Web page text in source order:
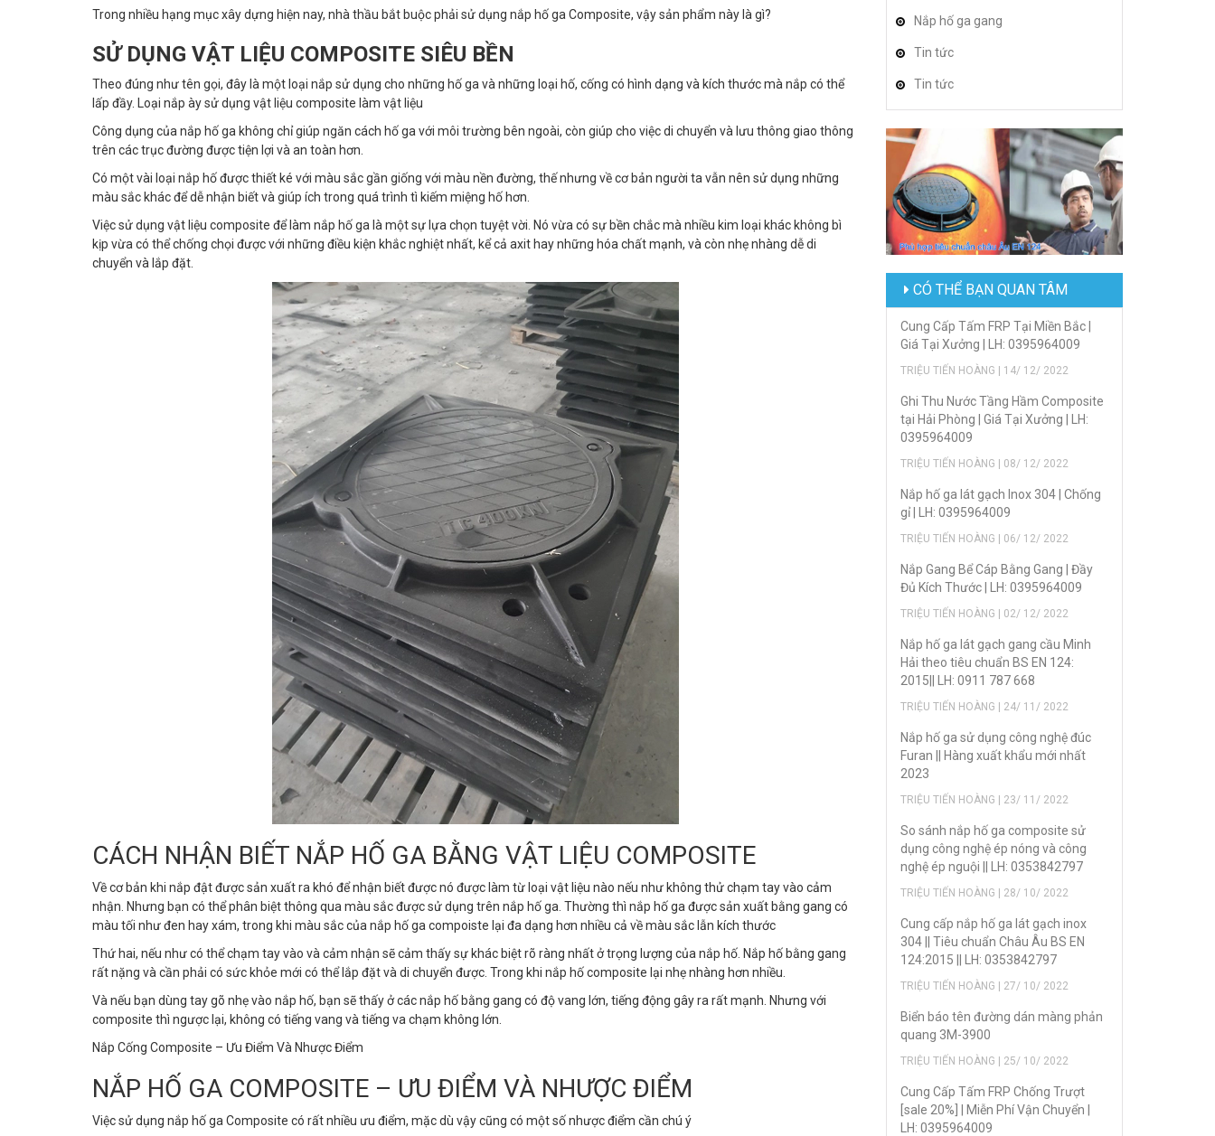
Trong nhiều hạng mục xây dựng hiện nay, nhà thầu bắt buộc phải sử dụng nắp hố ga Composite, vậy sản phẩm này là gì?
SỬ DỤNG VẬT LIỆU COMPOSITE SIÊU BỀN
Theo đúng như tên gọi, đây là một loại nắp sử dụng cho những hố ga và những loại hố, cống có hình dạng và kích thước mà nắp có thể
lấp đầy. Loại nắp ày sử dụng vật liệu composite làm vật liệu
Công dụng của nắp hố ga không chỉ giúp ngăn cách hố ga với môi trường bên ngoài, còn giúp cho việc di chuyển và lưu thông giao thông
trên các trục đường được tiện lợi và an toàn hơn.
Có một vài loại nắp hố được thiết ké với màu sắc gần giống với màu nền đường, thế nhưng về cơ bản người ta vẫn nên sử dụng những
màu sắc khác để dễ nhận biết và giúp ích trong quá trình tì kiếm miệng hố hơn.
Việc sử dụng vật liệu composite để làm nắp hố ga là một sự lựa chọn tuyệt vời. Nó vừa có sự bền chắc mà nhiều kim loại khác không bì
kịp vừa có thể chống chọi được với những điều kiện khắc nghiệt nhất, kể cả axit hay những hóa chất mạnh, và còn nhẹ nhàng dễ di
chuyển và lắp đặt.
CÁCH NHẬN BIẾT NẮP HỐ GA BẰNG VẬT LIỆU COMPOSITE
Về cơ bản khi nắp đật được sản xuất ra khó để nhận biết được nó được làm từ loại vật liệu nào nếu như không thử chạm tay vào cảm
nhận. Nhưng bạn có thể phân biệt thông qua màu sắc được sử dụng trên nắp hố ga. Thường thì nắp hố ga được sản xuất bằng gang có
màu tối như đen hay xám, trong khi màu sắc của nắp hố ga compoiste lại đa dạng hơn nhiều cả về màu sắc lẫn kích thước
Thứ hai, nếu như có thể chạm tay vào và cảm nhận sẽ cảm thấy sự khác biệt rõ ràng nhất ở trọng lượng của nắp hố. Nắp hố bằng gang
rất nặng và cần phải có sức khỏe mới có thể lắp đặt và di chuyển được. Trong khi nắp hố composite lại nhẹ nhàng hơn nhiều.
Và nếu bạn dùng tay gõ nhẹ vào nắp hố, bạn sẽ thấy ở các nắp hố bằng gang có độ vang lớn, tiếng động gây ra rất mạnh. Nhưng với
composite thì ngược lại, không có tiếng vang và tiếng va chạm không lớn.
Nắp Cống Composite – Ưu Điểm Và Nhược Điểm
NẮP HỐ GA COMPOSITE – ƯU ĐIỂM VÀ NHƯỢC ĐIỂM
Việc sử dụng nắp hố ga Composite có rất nhiều ưu điểm, mặc dù vậy cũng có một số nhược điểm cần chú ý
Nắp hố ga gang
Tin tức
Tin tức
CÓ THỂ BẠN QUAN TÂM
Cung Cấp Tấm FRP Tại Miền Bắc |
Giá Tại Xưởng | LH: 0395964009
TRIỆU TIẾN HOÀNG | 14/ 12/ 2022
Ghi Thu Nước Tầng Hầm Composite
tại Hải Phòng | Giá Tại Xưởng | LH:
0395964009
TRIỆU TIẾN HOÀNG | 08/ 12/ 2022
Nắp hố ga lát gạch Inox 304 | Chống
gỉ | LH: 0395964009
TRIỆU TIẾN HOÀNG | 06/ 12/ 2022
Nắp Gang Bể Cáp Bằng Gang | Đầy
Đủ Kích Thước | LH: 0395964009
TRIỆU TIẾN HOÀNG | 02/ 12/ 2022
Nắp hố ga lát gạch gang cầu Minh
Hải theo tiêu chuẩn BS EN 124:
2015|| LH: 0911 787 668
TRIỆU TIẾN HOÀNG | 24/ 11/ 2022
Nắp hố ga sử dụng công nghệ đúc
Furan || Hàng xuất khẩu mới nhất
2023
TRIỆU TIẾN HOÀNG | 23/ 11/ 2022
So sánh nắp hố ga composite sử
dụng công nghệ ép nóng và công
nghệ ép nguội || LH: 0353842797
TRIỆU TIẾN HOÀNG | 28/ 10/ 2022
Cung cấp nắp hố ga lát gạch inox
304 || Tiêu chuẩn Châu Âu BS EN
124:2015 || LH: 0353842797
TRIỆU TIẾN HOÀNG | 27/ 10/ 2022
Biển báo tên đường dán màng phản
quang 3M-3900
TRIỆU TIẾN HOÀNG | 25/ 10/ 2022
Cung Cấp Tấm FRP Chống Trượt
[sale 20%] | Miễn Phí Vận Chuyển |
LH: 0395964009